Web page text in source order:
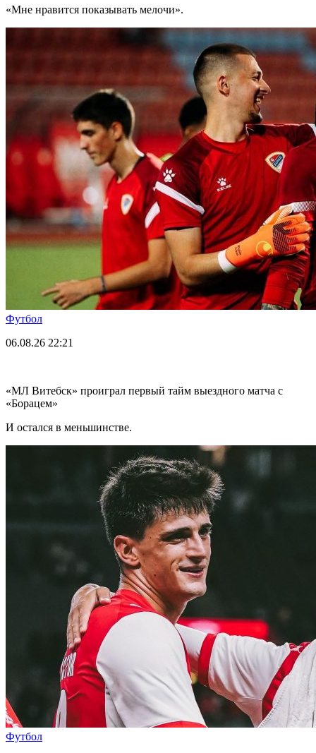
«Мне нравится показывать мелочи».
Футбол
06.08.26 22:21
«МЛ Витебск» проиграл первый тайм выездного матча с
«Борацем»
И остался в меньшинстве.
Футбол